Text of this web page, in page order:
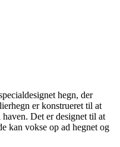
hegn, der
er konstrueret til at
Det er designet til at
kan vokse op ad hegnet og